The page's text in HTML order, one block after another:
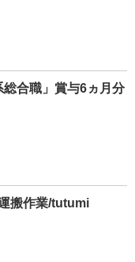
合職」賞与6ヵ月分
搬作業/tutumi